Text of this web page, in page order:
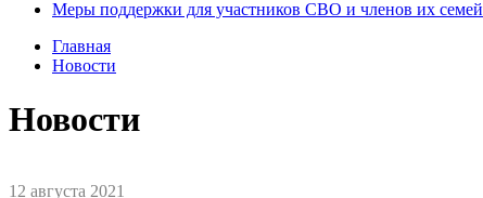
Меры поддержки для участников СВО и членов их семей
Главная
Новости
Новости
12 августа 2021